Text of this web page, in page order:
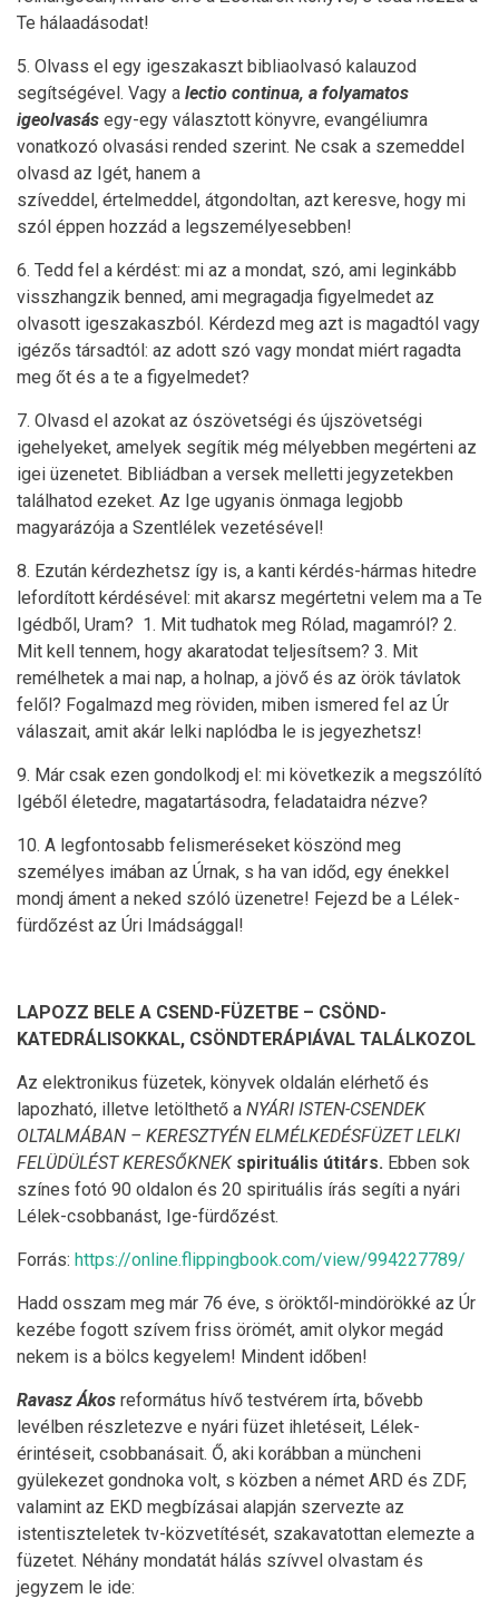
Te hálaadásodat!
5. Olvass el egy igeszakaszt bibliaolvasó kalauzod
segítségével. Vagy a lectio continua, a folyamatos
igeolvasás egy-egy választott könyvre, evangéliumra
vonatkozó olvasási rended szerint. Ne csak a szemeddel
olvasd az Igét, hanem a
szíveddel, értelmeddel, átgondoltan, azt keresve, hogy mi
szól éppen hozzád a legszemélyesebben!
6. Tedd fel a kérdést: mi az a mondat, szó, ami leginkább
visszhangzik benned, ami megragadja figyelmedet az
olvasott igeszakaszból. Kérdezd meg azt is magadtól vagy
igézős társadtól: az adott szó vagy mondat miért ragadta
meg őt és a te a figyelmedet?
7. Olvasd el azokat az ószövetségi és újszövetségi
igehelyeket, amelyek segítik még mélyebben megérteni az
igei üzenetet. Bibliádban a versek melletti jegyzetekben
találhatod ezeket. Az Ige ugyanis önmaga legjobb
magyarázója a Szentlélek vezetésével!
8. Ezután kérdezhetsz így is, a kanti kérdés-hármas hitedre
lefordított kérdésével: mit akarsz megértetni velem ma a Te
Igédből, Uram? 1. Mit tudhatok meg Rólad, magamról? 2.
Mit kell tennem, hogy akaratodat teljesítsem? 3. Mit
remélhetek a mai nap, a holnap, a jövő és az örök távlatok
felől? Fogalmazd meg röviden, miben ismered fel az Úr
válaszait, amit akár lelki naplódba le is jegyezhetsz!
9. Már csak ezen gondolkodj el: mi következik a megszólító
Igéből életedre, magatartásodra, feladataidra nézve?
10. A legfontosabb felismeréseket köszönd meg
személyes imában az Úrnak, s ha van időd, egy énekkel
mondj áment a neked szóló üzenetre! Fejezd be a Lélek-
fürdőzést az Úri Imádsággal!
LAPOZZ BELE A CSEND-FÜZETBE – CSÖND-
KATEDRÁLISOKKAL, CSÖNDTERÁPIÁVAL TALÁLKOZOL
Az elektronikus füzetek, könyvek oldalán elérhető és
lapozható, illetve letölthető a NYÁRI ISTEN-CSENDEK
OLTALMÁBAN – KERESZTYÉN ELMÉLKEDÉSFÜZET LELKI
FELÜDÜLÉST KERESŐKNEK spirituális útitárs. Ebben sok
színes fotó 90 oldalon és 20 spirituális írás segíti a nyári
Lélek-csobbanást, Ige-fürdőzést.
Forrás: https://online.flippingbook.com/view/994227789/
Hadd osszam meg már 76 éve, s öröktől-mindörökké az Úr
kezébe fogott szívem friss örömét, amit olykor megád
nekem is a bölcs kegyelem! Mindent időben!
Ravasz Ákos református hívő testvérem írta, bővebb
levélben részletezve e nyári füzet ihletéseit, Lélek-
érintéseit, csobbanásait. Ő, aki korábban a müncheni
gyülekezet gondnoka volt, s közben a német ARD és ZDF,
valamint az EKD megbízásai alapján szervezte az
istentiszteletek tv-közvetítését, szakavatottan elemezte a
füzetet. Néhány mondatát hálás szívvel olvastam és
jegyzem le ide: